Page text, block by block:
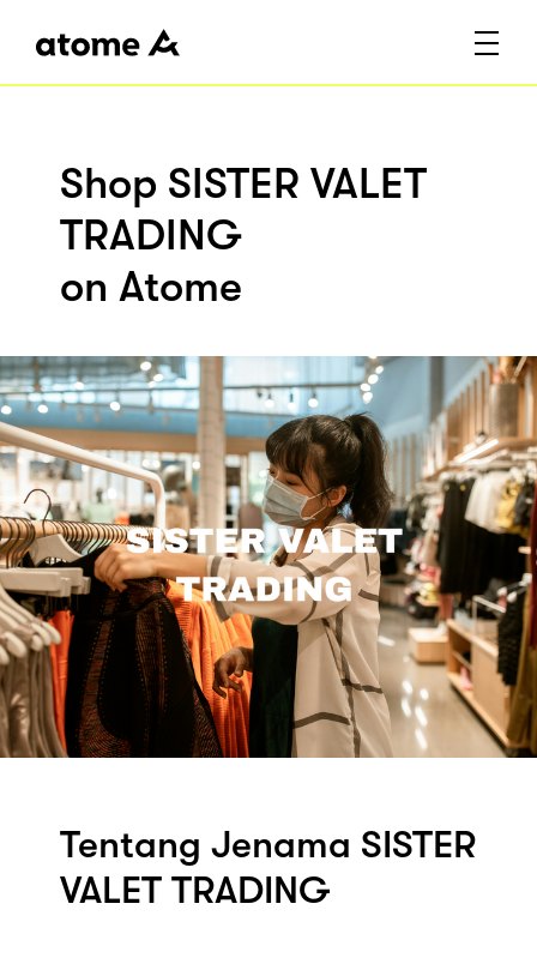
Shop SISTER VALET
TRADING
on Atome
Tentang Jenama SISTER
VALET TRADING